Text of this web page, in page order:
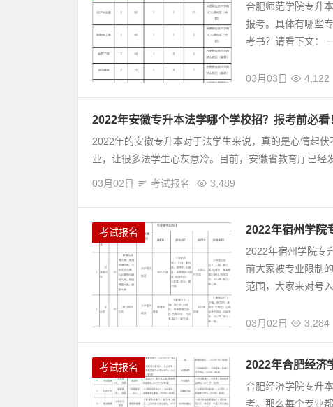
合肥师范学院专升
报考。具体有哪些
考书？请看下文：
03月03日 4,122
2022年安徽专升本法学哪个学校招？报考前必看
2022年的安徽专升本对于法学生来说，真的是心情起
业，让很多法学生心灰意冷。目前，安徽省教育厅已经
03月02日 考试报名 3,489
考试报名 2022年宿州学院
2022年宿州学院专
前大家被专业限制
范围，大家来对号
03月02日 3,284
考试报名 2022年合肥经济
合肥经济学院专升
考。那么每个专业